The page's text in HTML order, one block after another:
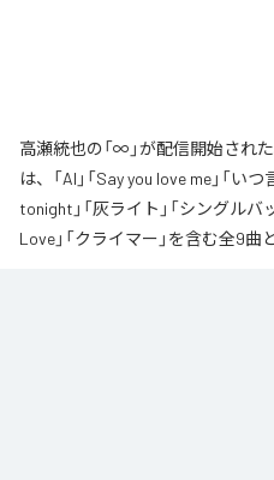
高瀬統也の「∞」が配信開始され
は、「AI」「Say you love me」「いつ
tonight」「灰ライト」「シングルバ
Love」「クライマー」を含む全9曲